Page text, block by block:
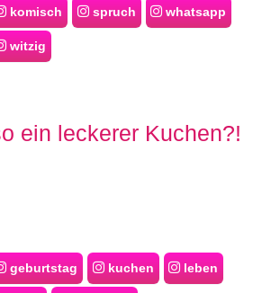
komisch spruch whatsapp
witzig
ein leckerer Kuchen?!
geburtstag kuchen leben